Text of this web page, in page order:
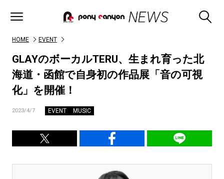
HOME EVENT
GLAYのボーカルTERU、生まれ育った北
海道・函館で自身初の作品展「音の可視
化」を開催！
2023/4/7 EVENT MUSIC